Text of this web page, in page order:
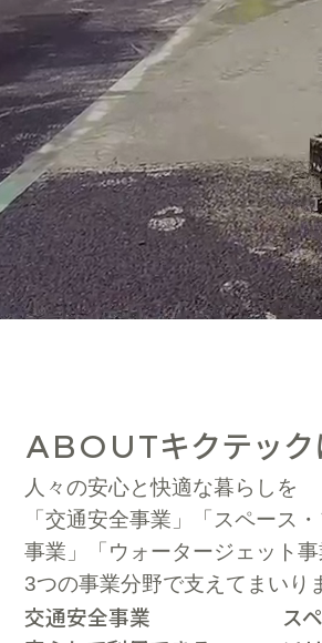
ABOUTキクテッ
人々の安心と快適な暮らしを
「交通安全事業」「スペース
事業」「ウォータージェット
3つの事業分野で支えてまいり
交通安全事業
ス